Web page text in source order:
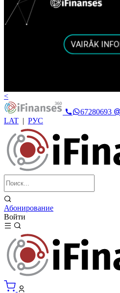
<
67280693
LAT | РУС
Абонирование
Войти